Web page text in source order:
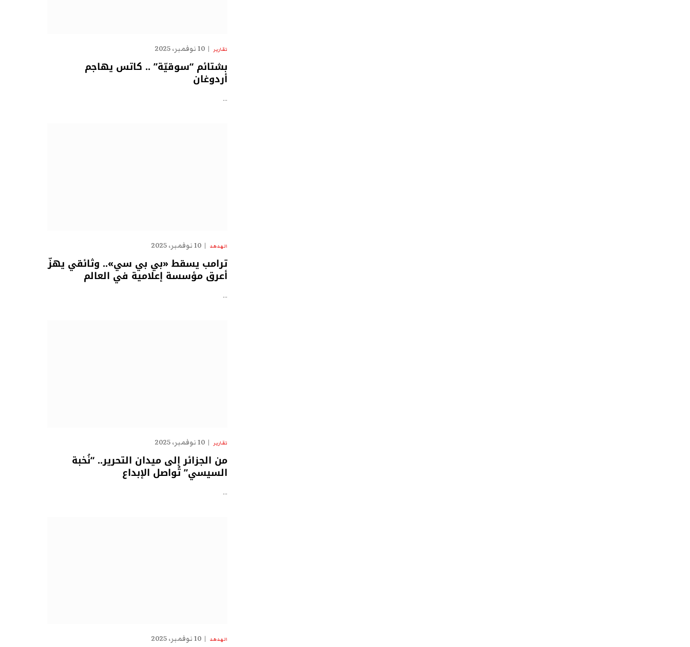
تقارير 10 نوفمبر، 2025
بشتائم “سوقيّة” .. كاتس يهاجم
أردوغان
…
الهدهد 10 نوفمبر، 2025
ترامب يسقط «بي بي سي».. وثائقي يهزّ
أعرق مؤسسة إعلامية في العالم
…
تقارير 10 نوفمبر، 2025
من الجزائر إلى ميدان التحرير.. “نُخبة
السيسي” تُواصل الإبداع
…
الهدهد 10 نوفمبر، 2025